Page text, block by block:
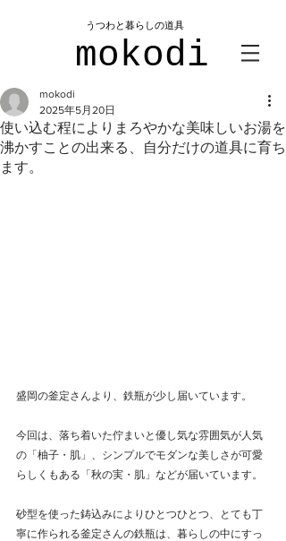
mokodi
​うつわと暮らしの道具
使い込む程によりまろやかな美味しいお湯を
沸かすことの出来る、自分だけの道具に育ち
ます。
mokodi
2025年5月20日
盛岡の釜定さんより、鉄瓶が少し届いています。
今回は、 落ち着いた佇まいと優し気な雰囲気が人気
の 「柚子・肌」、 シンプルでモダンな美しさが可愛
らしくもある「秋の実・肌」などが届いています。
砂型を使った鋳込みによりひとつひとつ、とても丁
寧に作られる釜定さんの鉄瓶は、暮らしの中にすっ